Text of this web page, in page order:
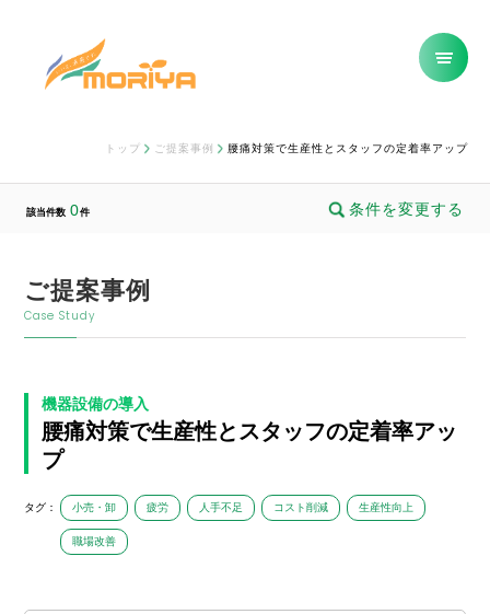
トップ ご提案事例 腰痛対策で生産性とスタッフの定着率アップ
該当件数 0件 条件を変更する
ご提案事例
Case Study
機器設備の導入
腰痛対策で生産性とスタッフの定着率アッ
プ
タグ： 小売・卸 疲労 人手不足 コスト削減 生産性向上
職場改善